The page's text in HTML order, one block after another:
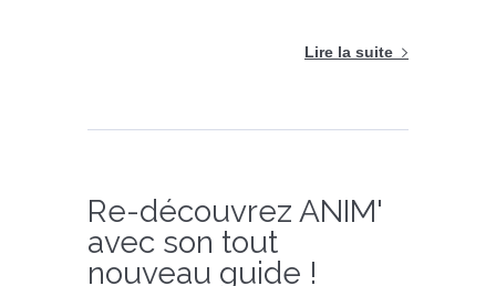
Lire la suite
Re-découvrez ANIM'
avec son tout
nouveau guide !